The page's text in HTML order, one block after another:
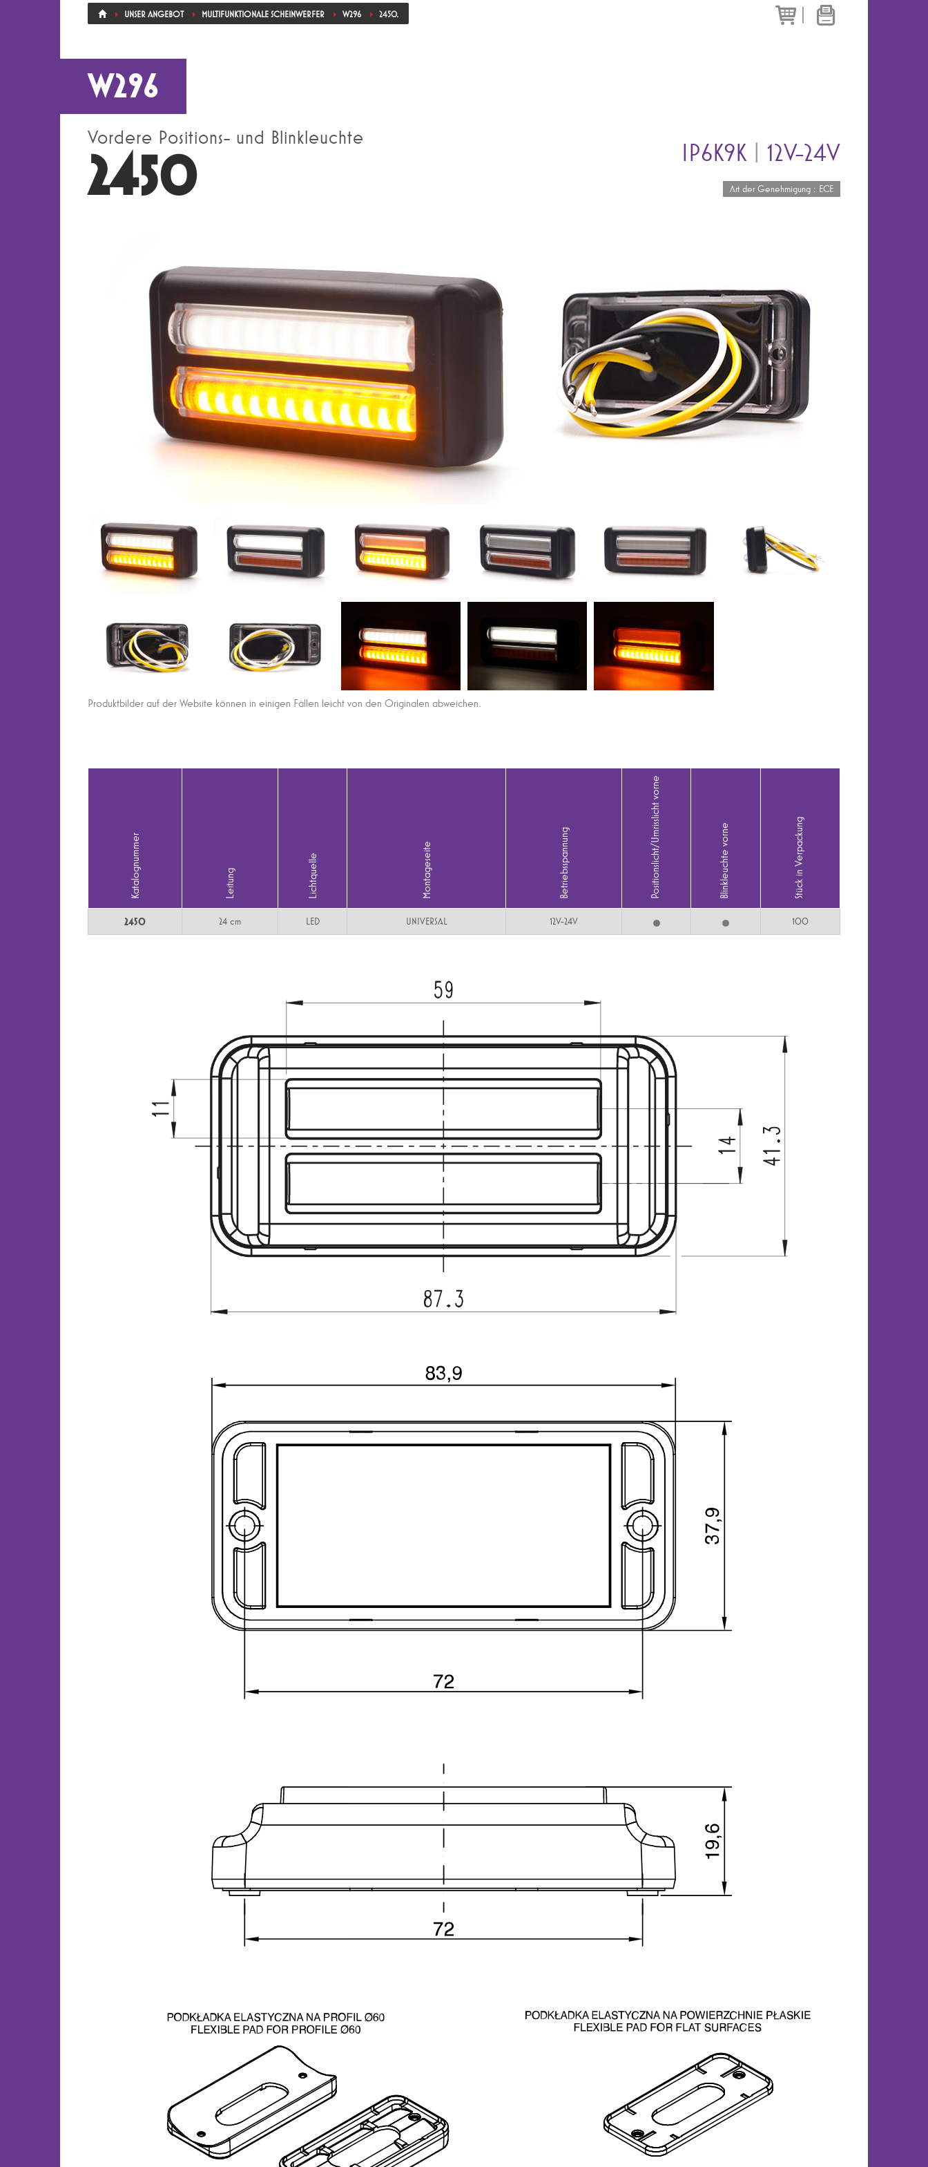
UNSER ANGEBOT MULTIFUNKTIONALE SCHEINWERFER W296 2450.
W296
IP6K9K | 12V-24V
Art der Genehmigung : ECE
Vordere Positions- und Blinkleuchte
2450
Produktbilder auf der Website können in einigen Fällen leicht von den Originalen abweichen.
Katalognummer Leitung Lichtquelle Montageseite Betriebsspannung Positionslicht/Umrisslicht vorne Blinkleuchte vorne Stück in Verpackung
2450 24 cm LED UNIVERSAL 12V-24V 100